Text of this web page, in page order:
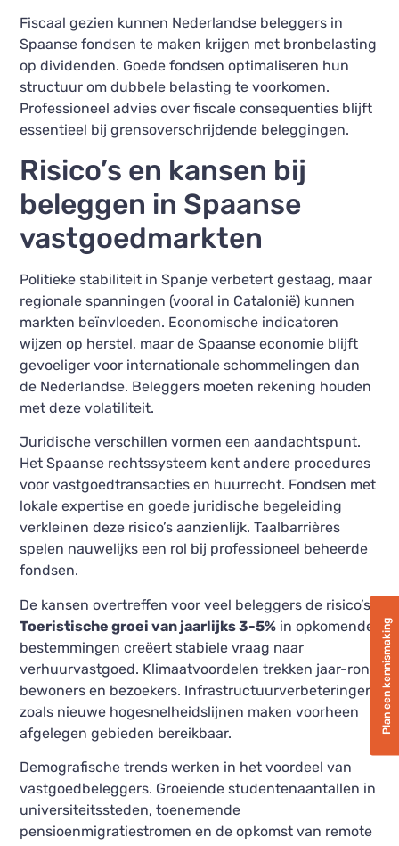
Plan een kennismaking
Fiscaal gezien kunnen Nederlandse beleggers in
Spaanse fondsen te maken krijgen met bronbelasting
op dividenden. Goede fondsen optimaliseren hun
structuur om dubbele belasting te voorkomen.
Professioneel advies over fiscale consequenties blijft
essentieel bij grensoverschrijdende beleggingen.
Risico’s en kansen bij
beleggen in Spaanse
vastgoedmarkten
Politieke stabiliteit in Spanje verbetert gestaag, maar
regionale spanningen (vooral in Catalonië) kunnen
markten beïnvloeden. Economische indicatoren
wijzen op herstel, maar de Spaanse economie blijft
gevoeliger voor internationale schommelingen dan
de Nederlandse. Beleggers moeten rekening houden
met deze volatiliteit.
Juridische verschillen vormen een aandachtspunt.
Het Spaanse rechtssysteem kent andere procedures
voor vastgoedtransacties en huurrecht. Fondsen met
lokale expertise en goede juridische begeleiding
verkleinen deze risico’s aanzienlijk. Taalbarrières
spelen nauwelijks een rol bij professioneel beheerde
fondsen.
De kansen overtreffen voor veel beleggers de risico’s.
Toeristische groei van jaarlijks 3-5% in opkomende
bestemmingen creëert stabiele vraag naar
verhuurvastgoed. Klimaatvoordelen trekken jaar-rond
bewoners en bezoekers. Infrastructuurverbeteringen
zoals nieuwe hogesnelheidslijnen maken voorheen
afgelegen gebieden bereikbaar.
Demografische trends werken in het voordeel van
vastgoedbeleggers. Groeiende studentenaantallen in
universiteitssteden, toenemende
pensioenmigratiestromen en de opkomst van remote